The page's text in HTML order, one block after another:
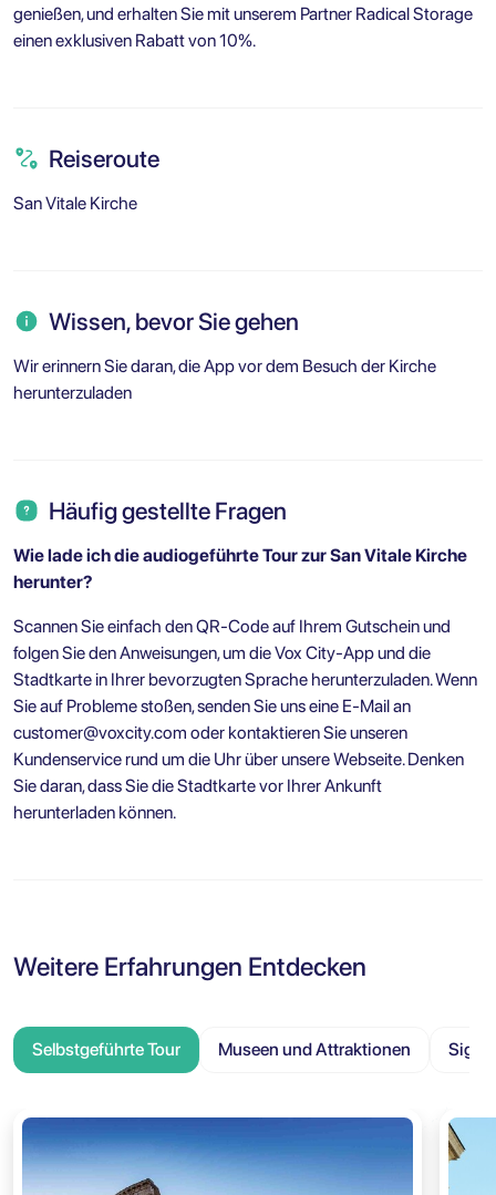
genießen, und erhalten Sie mit unserem Partner Radical Storage
einen exklusiven Rabatt von 10%.
Reiseroute
San Vitale Kirche
Wissen, bevor Sie gehen
Wir erinnern Sie daran, die App vor dem Besuch der Kirche
herunterzuladen
Häufig gestellte Fragen
Wie lade ich die audiogeführte Tour zur San Vitale Kirche
herunter?
Scannen Sie einfach den QR-Code auf Ihrem Gutschein und
folgen Sie den Anweisungen, um die Vox City-App und die
Stadtkarte in Ihrer bevorzugten Sprache herunterzuladen. Wenn
Sie auf Probleme stoßen, senden Sie uns eine E-Mail an
customer@voxcity.com oder kontaktieren Sie unseren
Kundenservice rund um die Uhr über unsere Webseite. Denken
Sie daran, dass Sie die Stadtkarte vor Ihrer Ankunft
herunterladen können.
Weitere Erfahrungen Entdecken
Selbstgeführte Tour Museen und Attraktionen